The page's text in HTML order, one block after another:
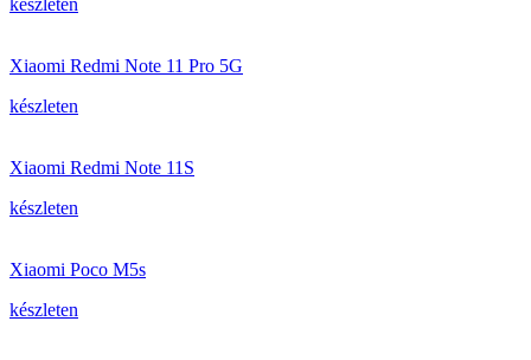
készleten
Xiaomi Redmi Note 11 Pro 5G
készleten
Xiaomi Redmi Note 11S
készleten
Xiaomi Poco M5s
készleten